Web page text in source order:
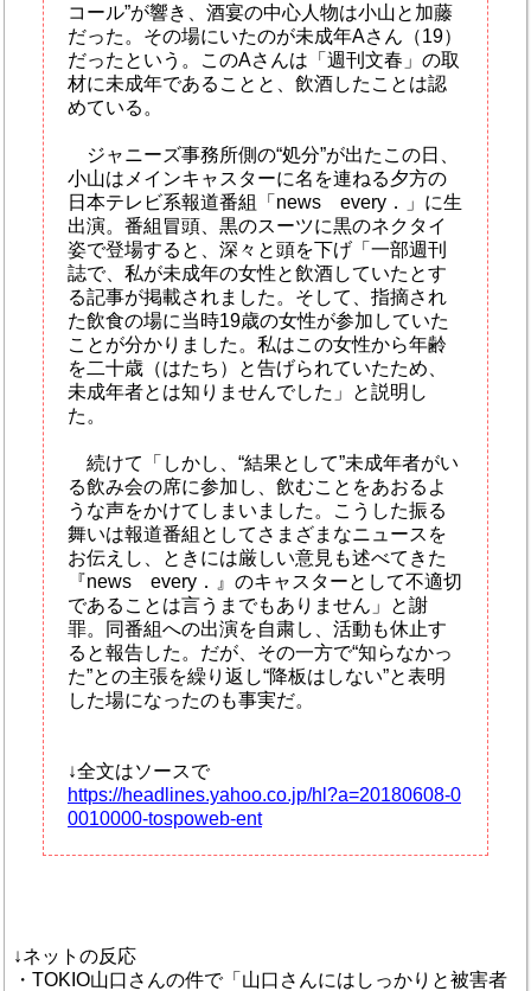
コール”が響き、酒宴の中心人物は小山と加藤
だった。その場にいたのが未成年Aさん（19）
だったという。このAさんは「週刊文春」の取
材に未成年であることと、飲酒したことは認
めている。
ジャニーズ事務所側の“処分”が出たこの日、
小山はメインキャスターに名を連ねる夕方の
日本テレビ系報道番組「news every．」に生
出演。番組冒頭、黒のスーツに黒のネクタイ
姿で登場すると、深々と頭を下げ「一部週刊
誌で、私が未成年の女性と飲酒していたとす
る記事が掲載されました。そして、指摘され
た飲食の場に当時19歳の女性が参加していた
ことが分かりました。私はこの女性から年齢
を二十歳（はたち）と告げられていたため、
未成年者とは知りませんでした」と説明し
た。
続けて「しかし、“結果として”未成年者がい
る飲み会の席に参加し、飲むことをあおるよ
うな声をかけてしまいました。こうした振る
舞いは報道番組としてさまざまなニュースを
お伝えし、ときには厳しい意見も述べてきた
『news every．』のキャスターとして不適切
であることは言うまでもありません」と謝
罪。同番組への出演を自粛し、活動も休止す
ると報告した。だが、その一方で“知らなかっ
た”との主張を繰り返し“降板はしない”と表明
した場になったのも事実だ。
↓全文はソースで
https://headlines.yahoo.co.jp/hl?a=20180608-0
0010000-tospoweb-ent
↓ネットの反応
・TOKIO山口さんの件で「山口さんにはしっかりと被害者